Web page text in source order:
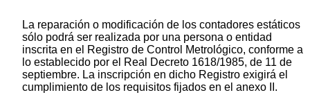
La reparación o modificación de los contadores estáticos
sólo podrá ser realizada por una persona o entidad
inscrita en el Registro de Control Metrológico, conforme a
lo establecido por el Real Decreto 1618/1985, de 11 de
septiembre. La inscripción en dicho Registro exigirá el
cumplimiento de los requisitos fijados en el anexo II.